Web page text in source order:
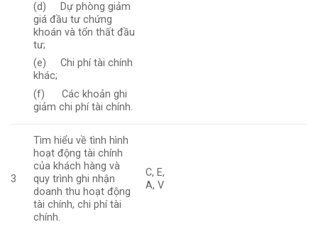
(d) Dự phòng giảm
giá đầu tư chứng
khoán và tổn thất đầu
tư;
(e) Chi phí tài chính
khác;
(f) Các khoản ghi
giảm chi phí tài chính.
3
Tìm hiểu về tình hình
hoạt động tài chính
của khách hàng và
quy trình ghi nhận
doanh thu hoạt động
tài chính, chi phí tài
chính.
C, E,
A, V